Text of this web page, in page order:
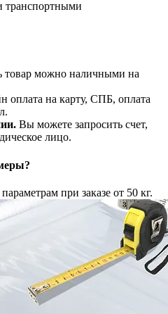
товар можно наличными на
оплата на карту, СПБ, оплата
Вы можете запросить счет,
лицо.
при заказе от 50 кг.